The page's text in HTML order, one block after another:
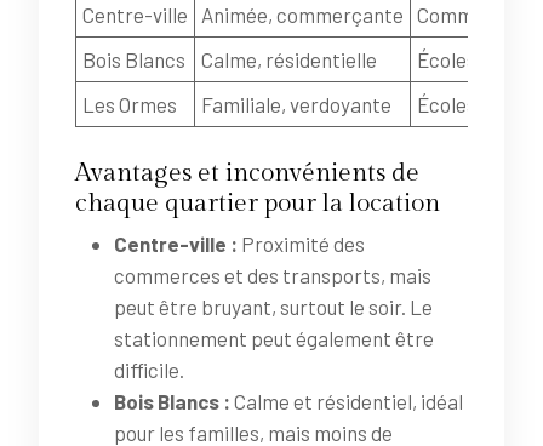
Centre-ville
Animée, commerçante Commerces
Bois Blancs
Calme, résidentielle
Écoles,
Les Ormes
Familiale, verdoyante Écoles,
Avantages et inconvénients de
chaque quartier pour la location
Centre-ville : Proximité des
commerces et des transports, mais
peut être bruyant, surtout le soir. Le
stationnement peut également être
difficile.
Bois Blancs : Calme et résidentiel, idéal
pour les familles, mais moins de